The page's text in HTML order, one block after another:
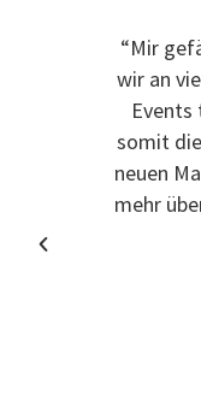
“Mir
wir an
Events
somit
neuen
mehr